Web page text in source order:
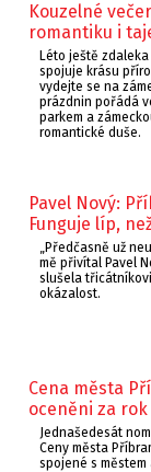
Kouzelné
romantiku i
Léto ještě
spojuje krásu
vydejte se na
prázdnin pořádá
parkem a
romantické duše.
Pavel Nový:
Funguje líp,
„Předčasně už
mě přivítal Pavel
slušela
okázalost.
Cena města
oceněni za rok
Jednašedesát
Ceny města
spojené s městem